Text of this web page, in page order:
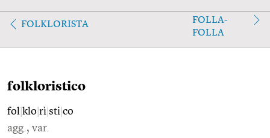
FOLKLORISTA
FOLLA-
FOLLA
folkloristico
fol klo rì sti co
agg., var.